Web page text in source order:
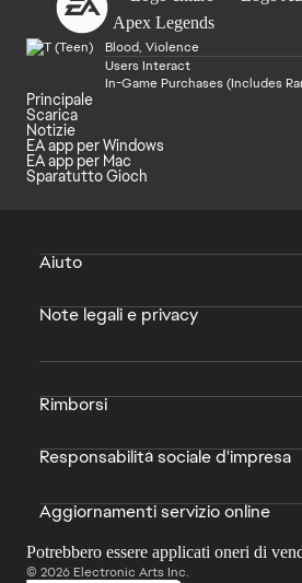
Blood, Violence
Users Interact
In-Game Purchases (Includes
Principale
Scarica
Notizie
EA app per Windows
EA app per Mac
Sparatutto Gioch
Aiuto
Note legali e privacy
Rimborsi
Responsabilità sociale d'impresa
Aggiornamenti servizio online
Potrebbero essere applicati oneri di
© 2026 Electronic Arts Inc.